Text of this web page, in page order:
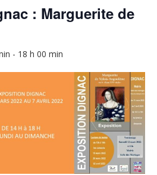
: Marguerite de
- 18 h 00 min